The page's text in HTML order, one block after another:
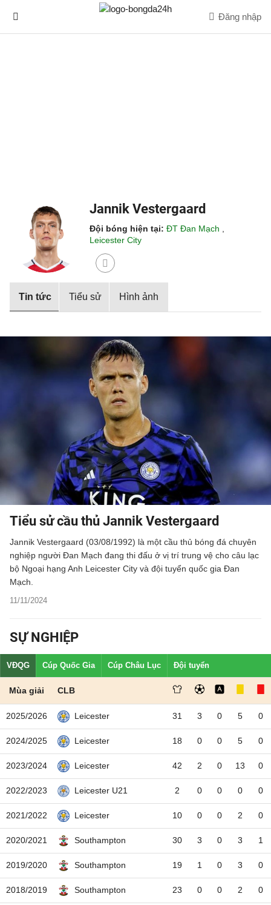
Đăng nhập
Jannik Vestergaard
Đội bóng hiện tại: ĐT Đan Mạch
Leicester City
Tin tức Tiểu sử Hình ảnh
Tiểu sử cầu thủ Jannik Vestergaard
Jannik Vestergaard (03/08/1992) là một cầu thủ bóng đá chuyên
nghiệp người Đan Mạch đang thi đấu ở vị trí trung vệ cho câu lạc
bộ Ngoại hạng Anh Leicester City và đội tuyển quốc gia Đan
Mạch.
11/11/2024
SỰ NGHIỆP
VĐQG Cúp Quốc Gia Cúp Châu Lục Đội tuyển
Mùa giải CLB
2025/2026 Leicester 31 3 0 5 0
2024/2025 Leicester 18 0 0 5 0
2023/2024 Leicester 42 2 0 13 0
2022/2023 Leicester U21 2 0 0 0 0
2021/2022 Leicester 10 0 0 2 0
2020/2021 Southampton 30 3 0 3 1
2019/2020 Southampton 19 1 0 3 0
2018/2019 Southampton 23 0 0 2 0